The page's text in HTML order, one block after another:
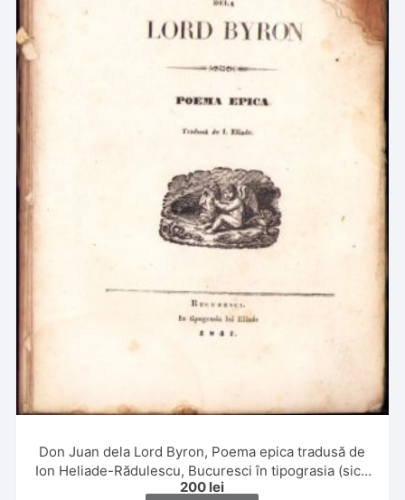
Don Juan dela Lord Byron, Poema epica tradusă de
Ion Heliade-Rădulescu, Bucuresci în tipograsia (sic!)
lui Eliade, 1847, alfabet de tranziție
200 lei